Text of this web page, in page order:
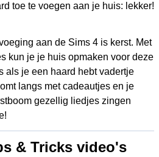
toe te voegen aan je huis: lekker!
aan de Sims 4 is kerst. Met
kun je je huis opmaken voor deze
als je een haard hebt vadertje
langs met cadeautjes en je
gezellig liedjes zingen
& Tricks video's